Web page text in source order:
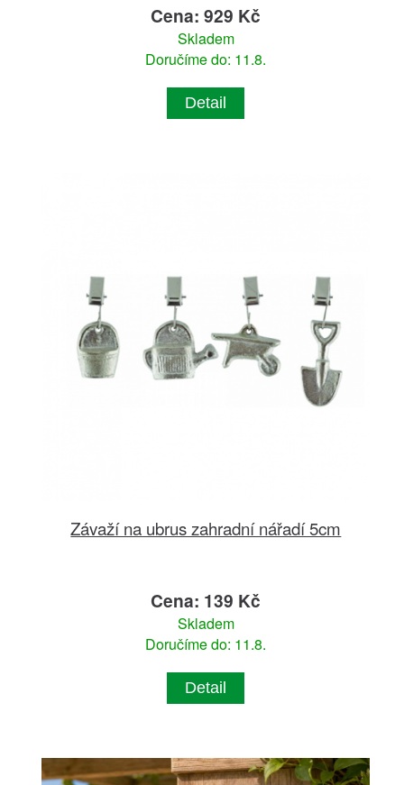
Cena: 929 Kč
Skladem
Doručíme do: 11.8.
Detail
Závaží na ubrus zahradní nářadí 5cm
Cena: 139 Kč
Skladem
Doručíme do: 11.8.
Detail